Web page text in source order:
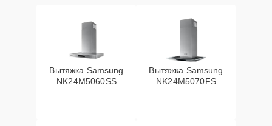
Вытяжка Samsung
NK24M5060SS
Вытяжка Samsung
NK24M5070FS